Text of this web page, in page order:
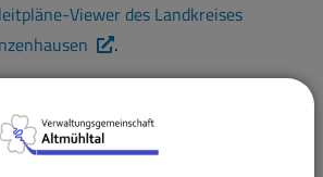
Viewer des Landkreises
.
der Verwaltungsgemeinschaft
Verfügung.